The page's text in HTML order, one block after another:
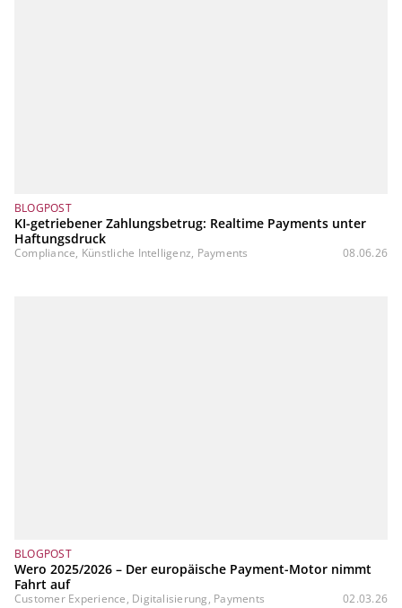
BLOGPOST
KI-getriebener Zahlungsbetrug: Realtime Payments unter
Haftungsdruck
Compliance, Künstliche Intelligenz, Payments 08.06.26
BLOGPOST
Wero 2025/2026 – Der europäische Payment-Motor nimmt
Fahrt auf
Customer Experience, Digitalisierung, Payments 02.03.26